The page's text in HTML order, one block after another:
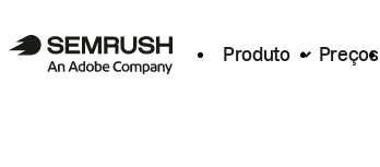
Produto Preços